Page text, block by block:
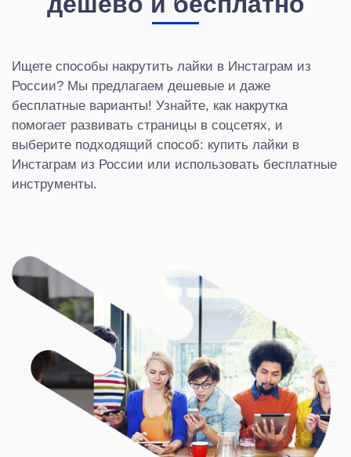
Ищете способы накрутить лайки в Инстаграм из
России? Мы предлагаем дешевые и даже
бесплатные варианты! Узнайте, как накрутка
помогает развивать страницы в соцсетях, и
выберите подходящий способ: купить лайки в
Инстаграм из России или использовать бесплатные
инструменты.